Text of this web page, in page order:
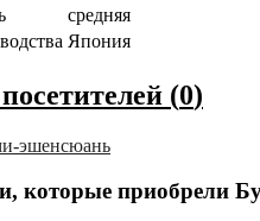
средняя
Япония
(0)
эшенсюань
которые приобрели